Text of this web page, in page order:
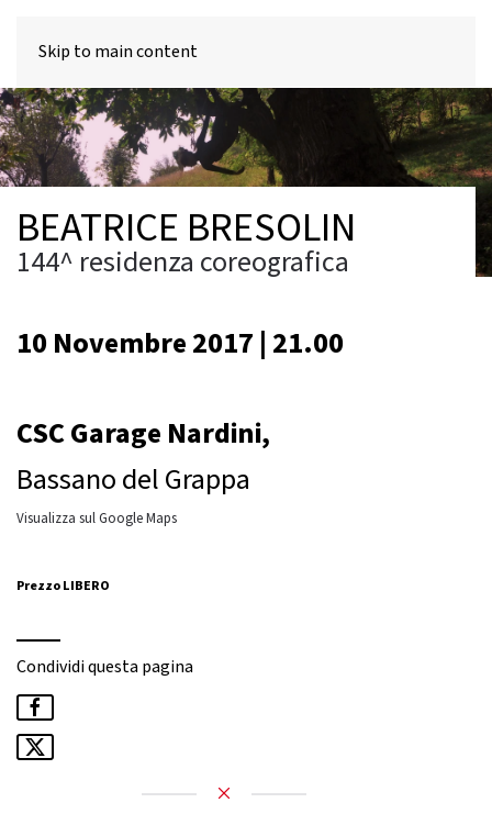
Skip to main content
BEATRICE BRESOLIN
144^ residenza coreografica
10 Novembre 2017 | 21.00
CSC Garage Nardini,
Bassano del Grappa
Visualizza sul Google Maps
Prezzo LIBERO
Condividi questa pagina